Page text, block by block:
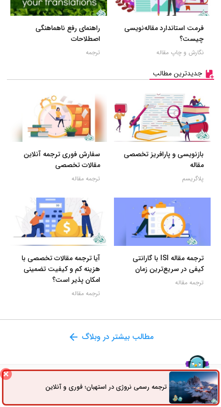
فرمت استاندارد مقاله‌نویسی
چیست؟
نگارش و چاپ مقاله
راهنمای رفع ناهماهنگی
اصطلاحات
ترجمه
جدیدترین مطالب
بازنویسی و پارافریز تخصصی
مقاله
پلاگریسم
سفارش فوری ترجمه آنلاین
مقالات تخصصی
ترجمه مقاله
ترجمه مقاله ISI با گارانتی
کیفی در سریع‌ترین زمان
ترجمه مقاله
آیا ترجمه مقالات تخصصی با
هزینه کم و کیفیت تضمینی
امکان پذیر است؟
ترجمه مقاله
مطالب بیشتر در وبلاگ
خدماتشبکه مترجمین اشراق
ترجمه رسمی نروژی در استهبان؛ فوری و آنلاینثبت سفارش راه های ارتباطی